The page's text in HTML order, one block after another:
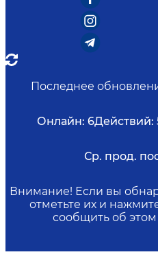
Последнее
Онлайн: 6Действий:
Ср. прод.
Внимание! Если вы
отметьте их и
сообщить об